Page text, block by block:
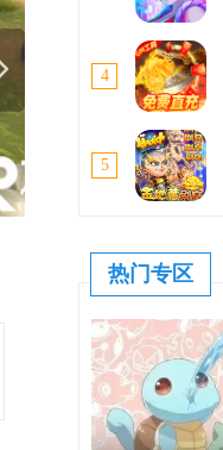
4
5
热门专区